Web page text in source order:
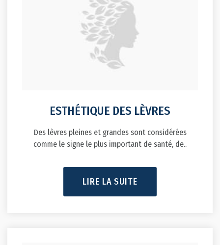
ESTHÉTIQUE DES LÈVRES
Des lèvres pleines et grandes sont considérées
comme le signe le plus important de santé, de..
LIRE LA SUITE